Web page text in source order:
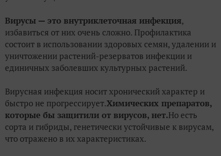
Вирусы — это внутриклеточная инфекция,
избавиться от них очень сложно. Профилактика
состоит в использовании здоровых семян, удалении и
уничтожении растений-резерватов инфекции и
единичных заболевших культурных растений.
Вирусная инфекция носит хронический характер и
быстро не прогрессирует.Химических препаратов,
которые бы защитили от вирусов, нет.Но есть
сорта и гибриды, генетически устойчивые к вирусам,
что отражено в их характеристиках.